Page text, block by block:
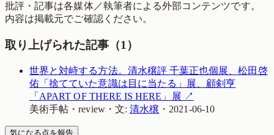
批評・記事は各媒体／執筆者による外部コンテンツです。
内容は掲載元でご確認ください。
取り上げられた記事（1 ）
世界と対峙する方法。清水穣評 千葉正也個展、松田啓
佑「捨てていた意識は目に当たる」展、顧剣亨
「APART OF THERE IS HERE」展 ↗
美術手帖 ・review・ 文:清水穣 ・ 2021-06-10
気になる点を報告